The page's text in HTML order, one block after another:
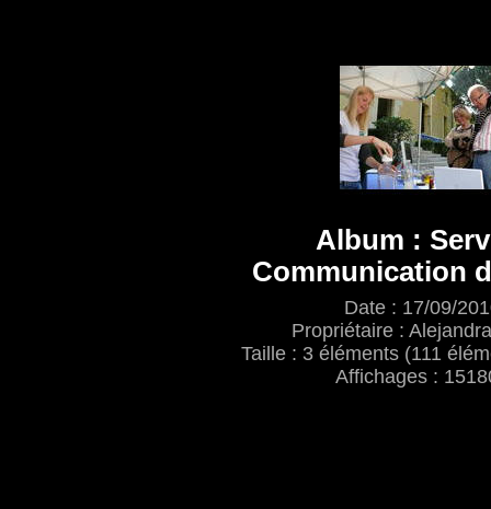
Album :
Communication
Date : 17/09/
Propriétaire :
Taille : 3 éléments (111
Affichages :